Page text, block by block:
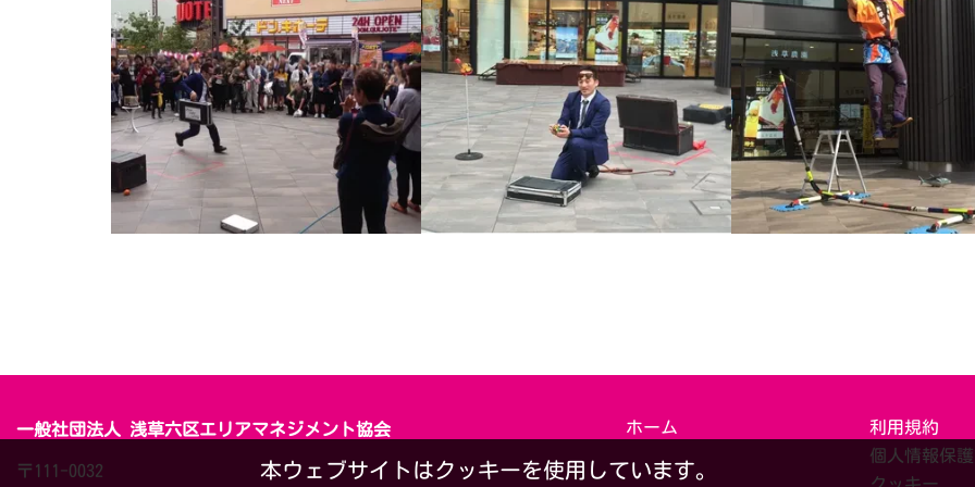
一般社団法人 浅草六区エリアマネジメント協会
〒111-0032
ホーム
利用規約
個人情報保
本ウェブサイトはクッキーを使用しています。